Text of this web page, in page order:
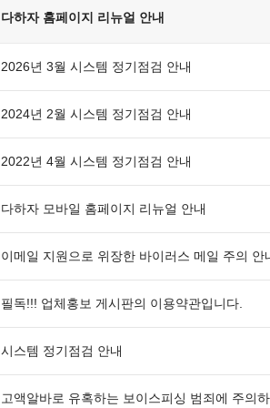
다하자 홈페이지 리뉴얼 안내
2026년 3월 시스템 정기점검 안내
2024년 2월 시스템 정기점검 안내
2022년 4월 시스템 정기점검 안내
다하자 모바일 홈페이지 리뉴얼 안내
이메일 지원으로 위장한 바이러스 메일 주의 안
필독!!! 업체홍보 게시판의 이용약관입니다.
시스템 정기점검 안내
고액알바로 유혹하는 보이스피싱 범죄에 주의